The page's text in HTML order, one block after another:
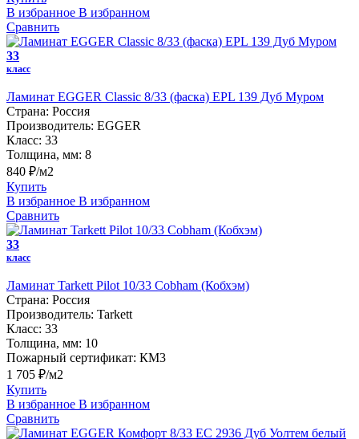
В избранное В избранном
Сравнить
33
класс
Ламинат EGGER Classic 8/33 (фаска) EPL 139 Дуб Муром
Страна: Россия
Производитель: EGGER
Класс: 33
Толщина, мм: 8
840 ₽/м2
Купить
В избранное В избранном
Сравнить
33
класс
Ламинат Tarkett Pilot 10/33 Cobham (Кобхэм)
Страна: Россия
Производитель: Tarkett
Класс: 33
Толщина, мм: 10
Пожарный сертификат: КМ3
1 705 ₽/м2
Купить
В избранное В избранном
Сравнить